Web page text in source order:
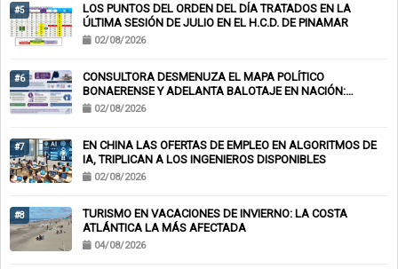
#5
LOS PUNTOS DEL ORDEN DEL DÍA TRATADOS EN LA
ÚLTIMA SESIÓN DE JULIO EN EL H.C.D. DE PINAMAR
02/08/2026
#6
CONSULTORA DESMENUZA EL MAPA POLÍTICO
BONAERENSE Y ADELANTA BALOTAJE EN NACIÓN:
KICILLOF-MILEI
02/08/2026
#7
EN CHINA LAS OFERTAS DE EMPLEO EN ALGORITMOS DE
IA, TRIPLICAN A LOS INGENIEROS DISPONIBLES
02/08/2026
#8
TURISMO EN VACACIONES DE INVIERNO: LA COSTA
ATLÁNTICA LA MÁS AFECTADA
04/08/2026